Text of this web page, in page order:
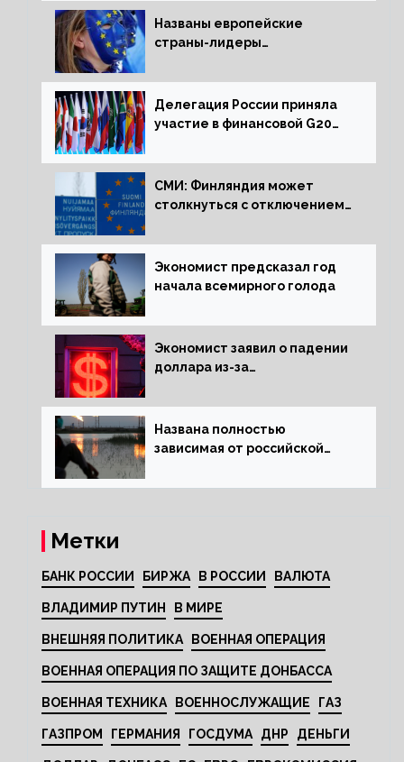
Названы европейские
страны-лидеры
активов
Делегация России приняла
участие в финансовой G20
СМИ: Финляндия может
столкнуться с отключением
Экономист предсказал год
начала всемирного голода
Экономист заявил о падении
доллара из-за
Названа полностью
зависимая от российской
Метки
БАНК РОССИИ БИРЖА В РОССИИ ВАЛЮТА
ВЛАДИМИР ПУТИН В МИРЕ
ВНЕШНЯЯ ПОЛИТИКА ВОЕННАЯ ОПЕРАЦИЯ
ВОЕННАЯ ОПЕРАЦИЯ ПО ЗАЩИТЕ ДОНБАССА
ВОЕННАЯ ТЕХНИКА ВОЕННОСЛУЖАЩИЕ ГАЗ
ГАЗПРОМ ГЕРМАНИЯ ГОСДУМА ДНР ДЕНЬГИ